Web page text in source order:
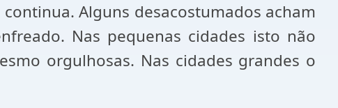
continua. Alguns desacostumados acham
Nas pequenas cidades isto não
orgulhosas. Nas cidades grandes o